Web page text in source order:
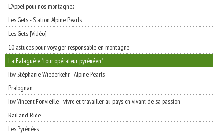
L'Appel pour nos montagnes
Les Gets - Station Alpine Pearls
Les Gets [Vidéo]
10 astuces pour voyager responsable en montagne
La Balaguère "tour opérateur pyrénéen"
Itw Stéphanie Wiederkehr - Alpine Pearls
Pralognan
Itw Vincent Fonvieille - vivre et travailler au pays en vivant de sa passion
Rail and Ride
Les Pyrénées